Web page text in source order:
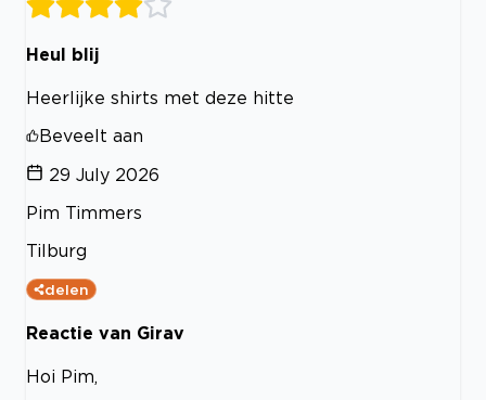
Heul blij
Heerlijke shirts met deze hitte
Beveelt aan
29 July 2026
Pim Timmers
Tilburg
delen
Reactie van Girav
Hoi Pim,